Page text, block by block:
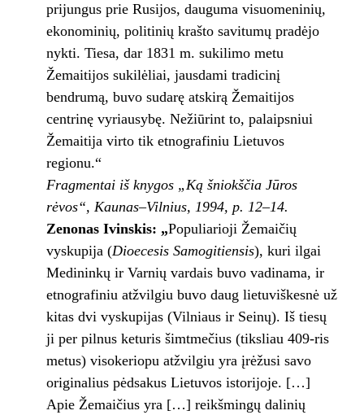
prijungus prie Rusijos, dauguma visuomeninių,
ekonominių, politinių krašto savitumų pradėjo
nykti. Tiesa, dar 1831 m. sukilimo metu
Žemaitijos sukilėliai, jausdami tradicinį
bendrumą, buvo sudarę atskirą Žemaitijos
centrinę vyriausybę. Nežiūrint to, palaipsniui
Žemaitija virto tik etnografiniu Lietuvos
regionu.“
Fragmentai iš knygos „Ką šniokščia Jūros
rėvos“, Kaunas–Vilnius, 1994, p. 12–14.
ZenonasIvinskis: „Populiarioji Žemaičių
vyskupija (Dioecesis Samogitiensis), kuri ilgai
Medininkų ir Varnių vardais buvo vadinama, ir
etnografiniu atžvilgiu buvo daug lietuviškesnė už
kitas dvi vyskupijas (Vilniaus ir Seinų). Iš tiesų
ji per pilnus keturis šimtmečius (tiksliau 409-ris
metus) visokeriopu atžvilgiu yra įrėžusi savo
originalius pėdsakus Lietuvos istorijoje. […]
Apie Žemaičius yra […] reikšmingų dalinių